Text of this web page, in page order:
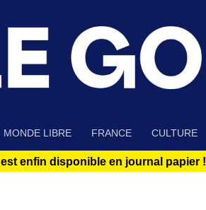
MONDE LIBRE FRANCE CULTURE
est enfin disponible en journal papier !